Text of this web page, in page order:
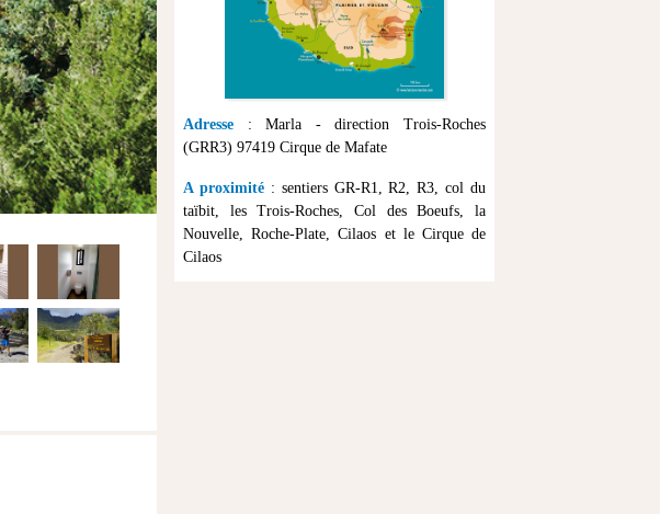
Adresse : Marla - direction Trois-Roches
(GRR3) 97419 Cirque de Mafate
A proximité: sentiers GR-R1, R2, R3, col du
taïbit, les Trois-Roches, Col des Boeufs, la
Nouvelle, Roche-Plate, Cilaos et le Cirque de
Cilaos